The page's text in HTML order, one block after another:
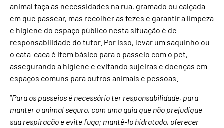
animal faça as necessidades na rua, gramado ou calçada
em que passear, mas recolher as fezes e garantir a limpeza
e higiene do espaço público nesta situação é de
responsabilidade do tutor. Por isso, levar um saquinho ou
o cata-caca é item básico para o passeio com o pet,
assegurando a higiene e evitando sujeiras e doenças em
espaços comuns para outros animais e pessoas.
“Para os passeios é necessário ter responsabilidade, para
manter o animal seguro, com uma guia que não prejudique
sua respiração e evite fuga; mantê-lo hidratado, oferecer